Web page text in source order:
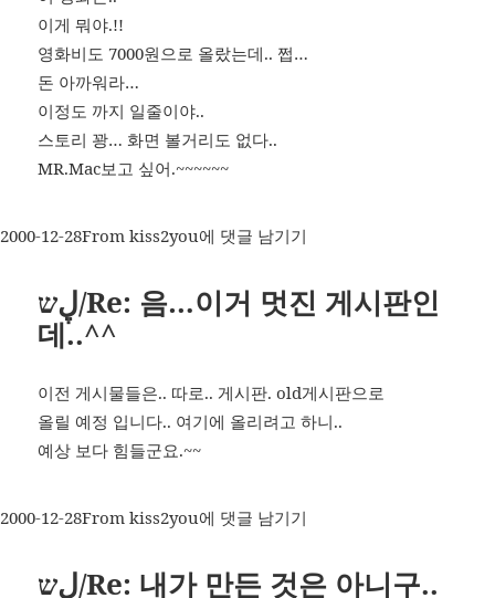
이게 뭐야.!!
영화비도 7000원으로 올랐는데.. 쩝…
돈 아까워라…
이정도 까지 일줄이야..
스토리 꽝… 화면 볼거리도 없다..
MR.Mac보고 싶어.~~~~~~
작
2000-12-28카
고
리
From kiss2youڸש/
6
번
에 댓글 남기기
ڸש/Re: 음…이거 멋진 게시판인
데..^^
이전 게시물들은.. 따로.. 게시판. old게시판으로
올릴 예정 입니다.. 여기에 올리려고 하니..
예상 보다 힘들군요.~~
작
2000-12-28카
고
From kiss2youڸש/Re:
이
에 댓글 남기기
ڸש/Re: 내가 만든 것은 아니구..